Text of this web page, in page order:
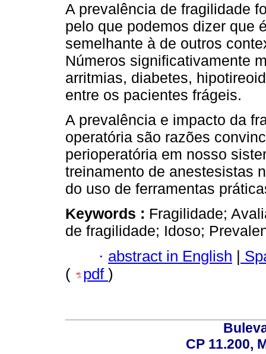
A prevalência de fragilidade
pelo que podemos dizer que
semelhante à de outros
Números significativamente
arritmias, diabetes,
entre os pacientes frágeis.
A prevalência e impacto da
operatória são razões
perioperatória em nosso
treinamento de anestesistas
do uso de ferramentas
Keywords : Fragilidade;
de fragilidade; Idoso;
· abstract in English |
(
pdf )
CP 11.200,